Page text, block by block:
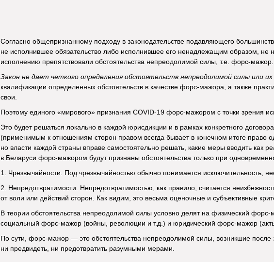
Согласно общепризнанному подходу в законодательстве подавляющего
не исполнившее обязательство либо исполнившее его ненадлежащим образом, не
исполнению препятствовали обстоятельства непреодолимой силы, т.е. форс-мажор.
Закон не дает четкого определения обстоятельств непреодолимой силы или их
квалификации определенных обстоятельств в качестве форс-мажора, а также
свои.
Поэтому единого «мирового» признания COVID-19 форс-мажором с точки зрения
Это будет решаться локально в каждой юрисдикции и в рамках конкретного
(применимым к отношениям сторон правом всегда бывает в конечном итоге право
но власти каждой страны вправе самостоятельно решать, какие меры вводить как
в Беларуси форс-мажором будут признаны обстоятельства только при
1. Чрезвычайности. Под чрезвычайностью обычно понимается исключительность,
2. Непредотвратимости. Непредотвратимостью, как правило, считается
от воли или действий сторон. Как видим, это весьма оценочные и субъективные
В теории обстоятельства непреодолимой силы условно делят на физический
социальный форс-мажор (войны, революции и т.д.) и юридический форс-мажор
По сути, форс-мажор — это обстоятельства непреодолимой силы, возникшие после
ни предвидеть, ни предотвратить разумными мерами.